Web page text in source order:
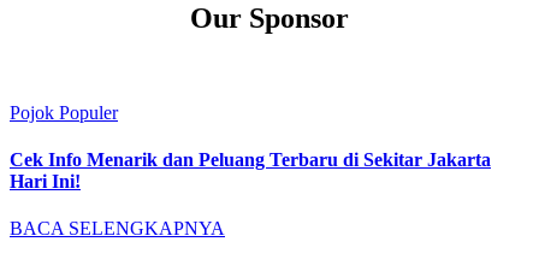
Our Sponsor
Pojok Populer
Cek Info Menarik dan Peluang Terbaru di Sekitar Jakarta
Hari Ini!
BACA SELENGKAPNYA